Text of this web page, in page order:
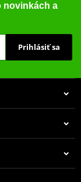
novinkách a
Prihlásiť sa